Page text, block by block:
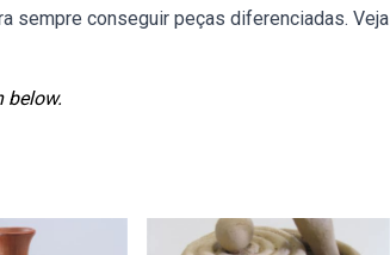
sempre conseguir peças diferenciadas. Veja
below.